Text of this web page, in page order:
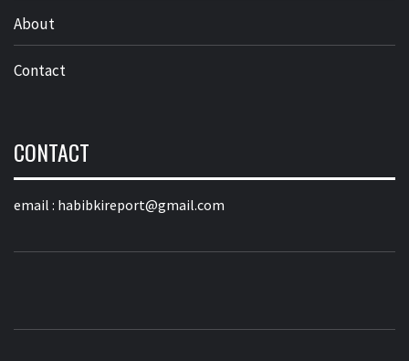
About
Contact
CONTACT
email : habibkireport@gmail.com